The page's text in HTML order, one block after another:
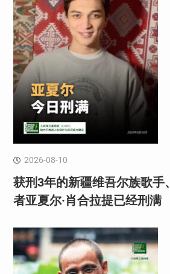
2026-08-10
获刑3年的新疆维吾尔族歌手
者亚夏尔·肖合拉提已经刑满